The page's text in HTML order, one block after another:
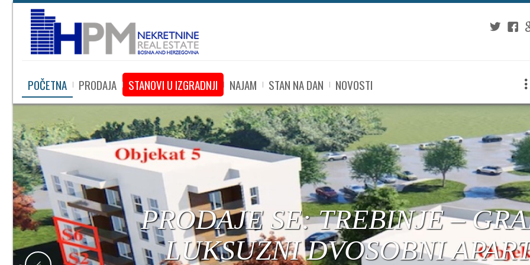
POČETNA PRODAJA STANOVI U IZGRADNJI NAJAM STAN NA DAN NOVOSTI
PRODAJE SE: TREBINJE –
LUKSUZNI STANOVI U